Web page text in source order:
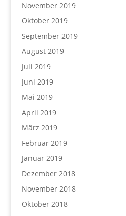
November 2019
Oktober 2019
September 2019
August 2019
Juli 2019
Juni 2019
Mai 2019
April 2019
März 2019
Februar 2019
Januar 2019
Dezember 2018
November 2018
Oktober 2018